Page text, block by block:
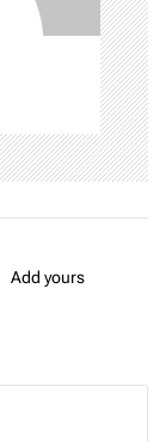
Add yours